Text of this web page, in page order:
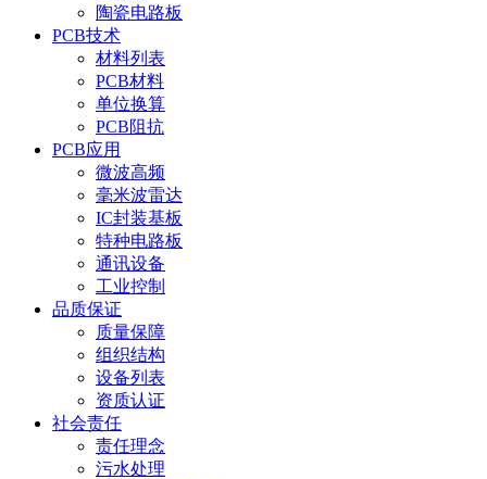
陶瓷电路板
PCB技术
材料列表
PCB材料
单位换算
PCB阻抗
PCB应用
微波高频
毫米波雷达
IC封装基板
特种电路板
通讯设备
工业控制
品质保证
质量保障
组织结构
设备列表
资质认证
社会责任
责任理念
污水处理